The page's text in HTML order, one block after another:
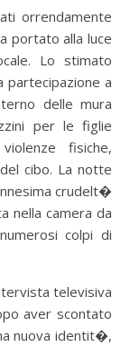
portato alla luce
Lo stimato
partecipazione a
delle mura
per le figlie
fisiche,
cibo. La notte
crudelt�
nella camera da
colpi di
televisiva
aver scontato
nuova identit�,